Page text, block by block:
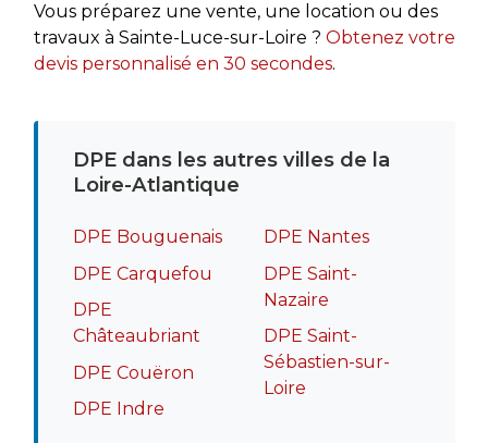
Vous préparez une vente, une location ou des
travaux à Sainte-Luce-sur-Loire ? Obtenez votre
devis personnalisé en 30 secondes.
DPE dans les autres villes de la
Loire-Atlantique
DPE Bouguenais
DPE Carquefou
DPE
Châteaubriant
DPE Couëron
DPE Indre
DPE Nantes
DPE Saint-
Nazaire
DPE Saint-
Sébastien-sur-
Loire